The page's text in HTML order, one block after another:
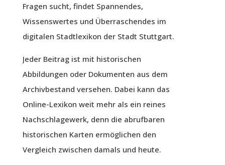
Fragen sucht, findet Spannendes,
Wissenswertes und Überraschendes im
digitalen Stadtlexikon der Stadt Stuttgart.
Jeder Beitrag ist mit historischen
Abbildungen oder Dokumenten aus dem
Archivbestand versehen. Dabei kann das
Online-Lexikon weit mehr als ein reines
Nachschlagewerk, denn die abrufbaren
historischen Karten ermöglichen den
Vergleich zwischen damals und heute.